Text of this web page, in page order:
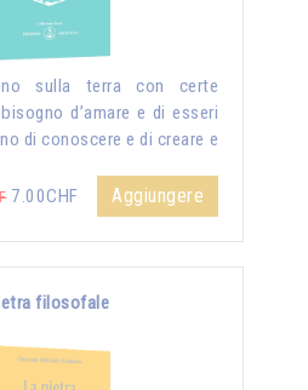
sulla terra con certe
d’amare e di esseri
di conoscere e di creare e
7.00CHF Aggiungere
filosofale